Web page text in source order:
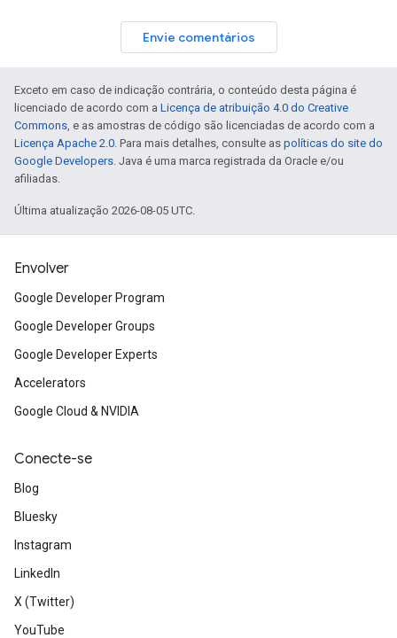
Envie comentários
Exceto em caso de indicação contrária, o conteúdo desta página é
licenciado de acordo com a Licença de atribuição 4.0 do Creative
Commons, e as amostras de código são licenciadas de acordo com a
Licença Apache 2.0. Para mais detalhes, consulte as políticas do site do
Google Developers. Java é uma marca registrada da Oracle e/ou
afiliadas.
Última atualização 2026-08-05 UTC.
Envolver
Google Developer Program
Google Developer Groups
Google Developer Experts
Accelerators
Google Cloud & NVIDIA
Conecte-se
Blog
Bluesky
Instagram
LinkedIn
X (Twitter)
YouTube